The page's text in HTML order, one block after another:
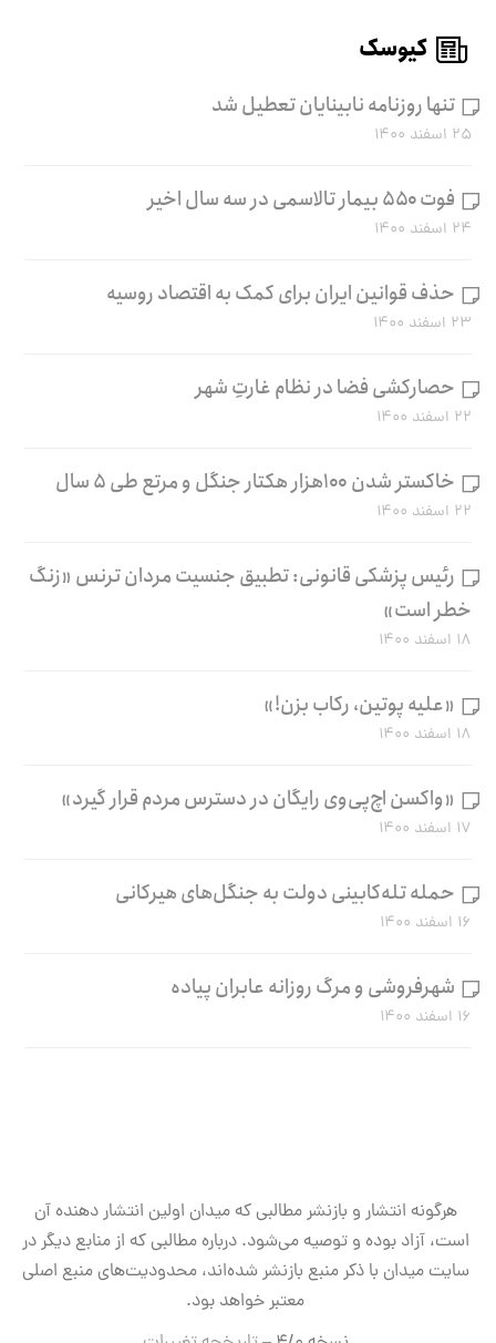
کیوسک
تنها روزنامه نابینایان تعطیل شد
۲۵ اسفند ۱۴۰۰
فوت ۵۵۰ بیمار تالاسمی در سه سال اخیر
۲۴ اسفند ۱۴۰۰
حذف قوانین ایران برای کمک به اقتصاد روسیه
۲۳ اسفند ۱۴۰۰
حصارکشی فضا در نظام غارتِ شهر
۲۲ اسفند ۱۴۰۰
خاکستر شدن ۱۰۰هزار هکتار جنگل و مرتع طی ۵ سال
۲۲ اسفند ۱۴۰۰
رئیس پزشکی قانونی: تطبیق جنسیت مردان ترنس «زنگ
خطر است»
۱۸ اسفند ۱۴۰۰
«علیه پوتین، رکاب بزن!»
۱۸ اسفند ۱۴۰۰
«واکسن اچ‌پی‌وی رایگان در دسترس مردم قرار گیرد»
۱۷ اسفند ۱۴۰۰
حمله تله‌کابینی دولت به جنگل‌های هیرکانی
۱۶ اسفند ۱۴۰۰
شهرفروشی و مرگ روزانه عابران پیاده
۱۶ اسفند ۱۴۰۰
هرگونه انتشار و بازنشر مطالبی که میدان اولین انتشار دهنده آن
است، آزاد بوده و توصیه می‌شود. درباره مطالبی که از منابع دیگر در
سایت میدان با ذکر منبع بازنشر شده‌اند، محدودیت‌های منبع اصلی
معتبر خواهد بود.